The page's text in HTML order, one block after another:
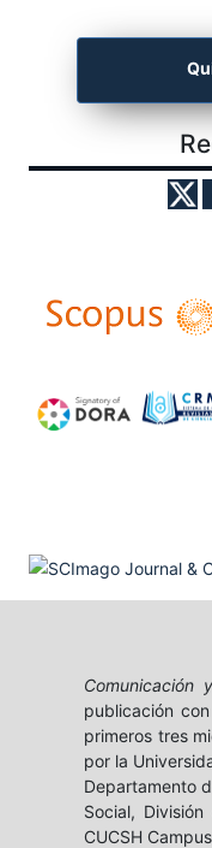
Comunicación
publicación
primeros tres
por la
Departamento
Social,
CUCSH